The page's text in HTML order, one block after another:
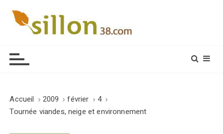
Accueil 2009 février
4
Tournée viandes, neige et environnement